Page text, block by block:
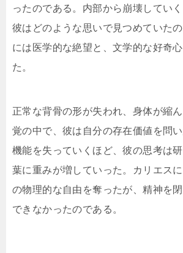
ったのである。内部から崩壊していく
彼はどのような思いで見つめていた
には医学的な絶望と、文学的な好奇
た。
正常な背骨の形が失われ、身体が縮
覚の中で、彼は自分の存在価値を問
機能を失っていくほど、彼の思考は
葉に重みが増していった。カリエス
の物理的な自由を奪ったが、精神を
できなかったのである。